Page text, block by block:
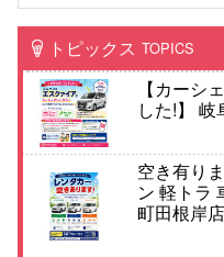
トピックス TOPICS
【カーシ
した!】
空き有り
ン 軽トラ
町田根岸店